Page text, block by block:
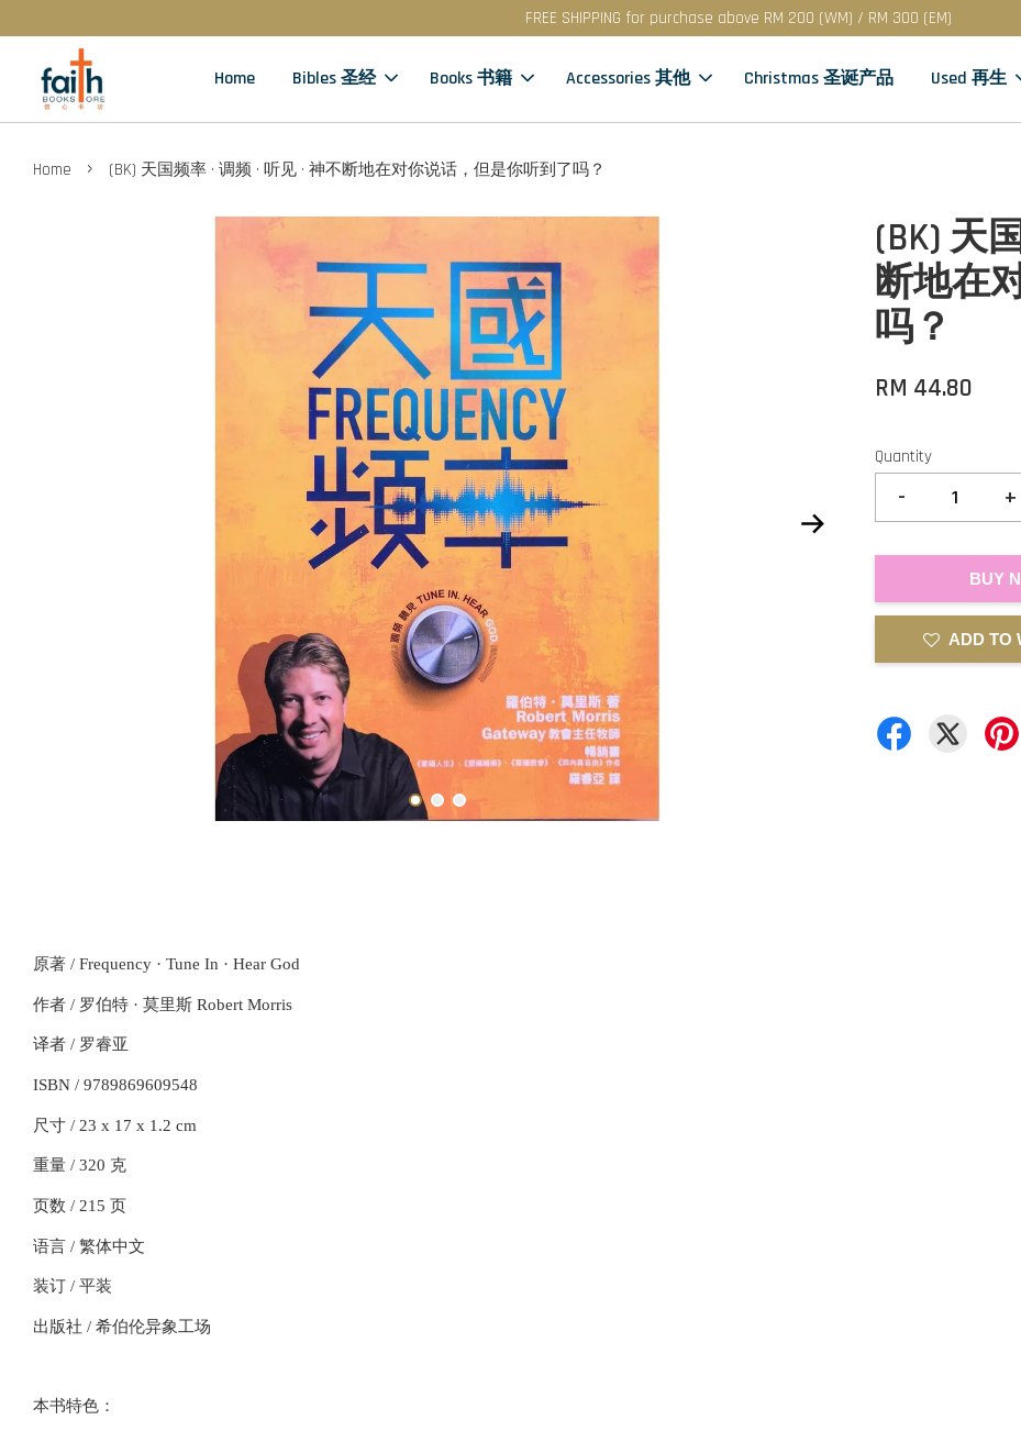
FREE SHIPPING for purchase above RM 200 (WM) / RM 300 (EM)
Home Bibles 圣经 Books 书籍 Accessories 其他 Christmas 圣诞产品 Used 再生
Home › (BK) 天国频率 · 调频 · 听见 · 神不断地在对你说话，但是你听到了吗？
(BK) 天
断地在
吗？
RM 44.80
Quantity
- +
BUY
ADD TO
原著 / Frequency · Tune In · Hear God
作者 / 罗伯特 · 莫里斯 Robert Morris
译者 / 罗睿亚
ISBN / 9789869609548
尺寸 / 23 x 17 x 1.2 cm
重量 / 320 克
页数 / 215 页
语言 / 繁体中文
装订 / 平装
出版社 / 希伯伦异象工场
本书特色：